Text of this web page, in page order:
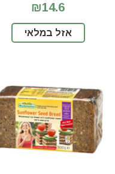
₪14.6
אזל במלאי